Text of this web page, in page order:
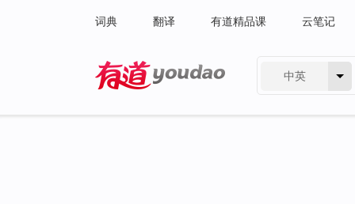
词典 翻译 有道精品课 云笔记
中英